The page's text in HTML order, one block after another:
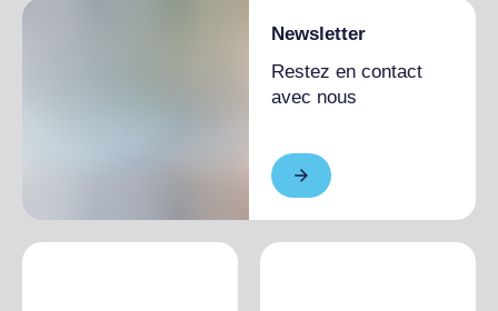
Newsletter
Restez en contact
avec nous